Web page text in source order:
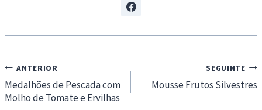
Navegação
de
artigos
ANTERIOR
Medalhões de Pescada com
Molho de Tomate e Ervilhas
SEGUINTE
Mousse Frutos Silvestres